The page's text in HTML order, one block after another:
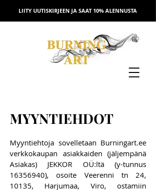
LIITY UUTISKIRJEEN JA SAAT 10% ALENNUSTA
MYYNTIEHDOT
Myyntiehtoja sovelletaan Burningart.ee
verkkokaupan asiakkaiden (jäljempänä
Asiakas) JEKKOR OÜ:ltä (y-tunnus
16356940), osoite Veerenni tn 24,
10135, Harjumaa, Viro, ostamiin